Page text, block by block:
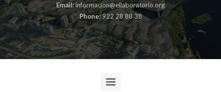
Email:informacion@ellaboratorio.org
Phone:922 28 88 38